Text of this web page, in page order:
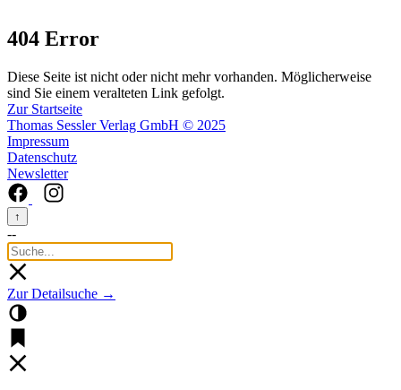
404 Error
Diese Seite ist nicht oder nicht mehr vorhanden. Möglicherweise
sind Sie einem veralteten Link gefolgt.
Zur Startseite
Thomas Sessler Verlag GmbH © 2025
Impressum
Datenschutz
Newsletter
↑
--
Zur Detailsuche →